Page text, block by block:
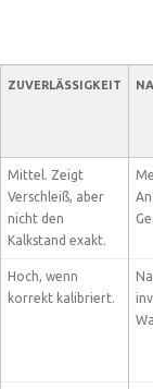
ZUVERLÄSSIGKEIT
Mittel. Zeigt
Verschleiß, aber
nicht den
Kalkstand exakt.
Hoch, wenn
korrekt kalibriert.